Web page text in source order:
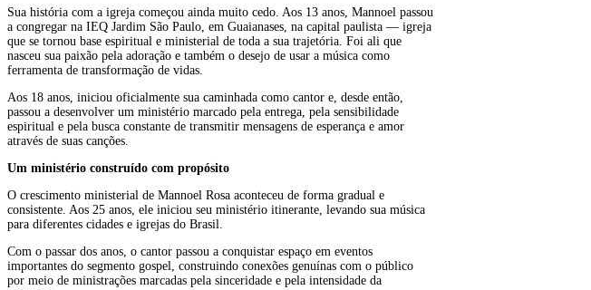
0 1 1
Sorry, you have no
bookmarks yet.
Search
for:
Sua história com a igreja começou ainda muito cedo. Aos 13 anos, Mannoel passou
a congregar na IEQ Jardim São Paulo, em Guaianases, na capital paulista — igreja
que se tornou base espiritual e ministerial de toda a sua trajetória. Foi ali que
nasceu sua paixão pela adoração e também o desejo de usar a música como
ferramenta de transformação de vidas.
Aos 18 anos, iniciou oficialmente sua caminhada como cantor e, desde então,
passou a desenvolver um ministério marcado pela entrega, pela sensibilidade
espiritual e pela busca constante de transmitir mensagens de esperança e amor
através de suas canções.
Um ministério construído com propósito
O crescimento ministerial de Mannoel Rosa aconteceu de forma gradual e
consistente. Aos 25 anos, ele iniciou seu ministério itinerante, levando sua música
para diferentes cidades e igrejas do Brasil.
Com o passar dos anos, o cantor passou a conquistar espaço em eventos
importantes do segmento gospel, construindo conexões genuínas com o público
por meio de ministrações marcadas pela sinceridade e pela intensidade da